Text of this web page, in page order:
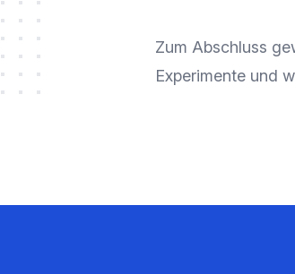
Zum Abschluss
Experimente und